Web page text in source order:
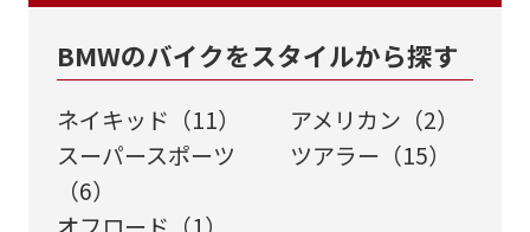
BMWのバイクをスタイルから探す
ネイキッド（11）
アメリカン（2）
スーパースポーツ
（6）
ツアラー（15）